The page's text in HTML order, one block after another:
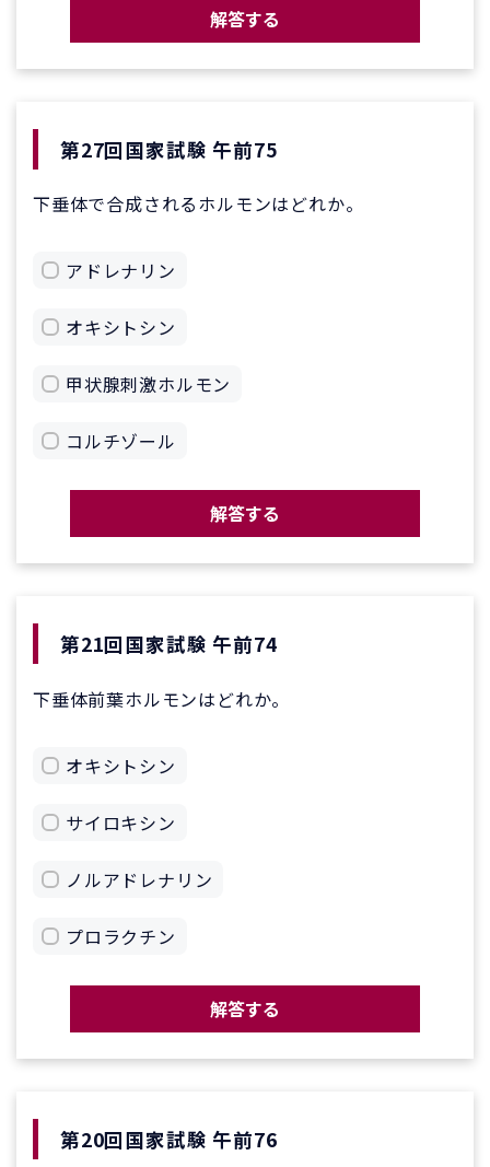
解答する
第27回国家試験 午前75
下垂体で合成されるホルモンはどれか。
アドレナリン
オキシトシン
甲状腺刺激ホルモン
コルチゾール
解答する
第21回国家試験 午前74
下垂体前葉ホルモンはどれか。
オキシトシン
サイロキシン
ノルアドレナリン
プロラクチン
解答する
第20回国家試験 午前76